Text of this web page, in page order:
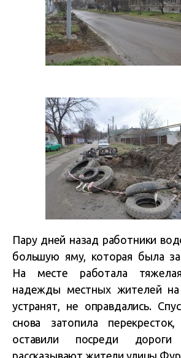
Пару дней назад работники
большую яму, которая была
На месте работала
надежды местных жителей
устранят, не оправдались.
снова затопила
оставили посреди
рассказывают жители улицы